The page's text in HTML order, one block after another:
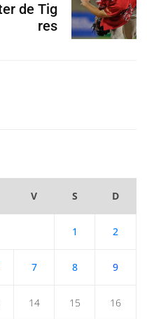
de Tig
res
V S D
1 2
7 8 9
14 15 16